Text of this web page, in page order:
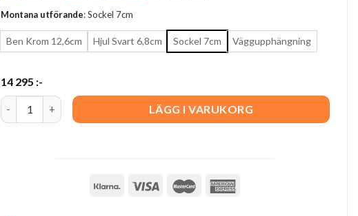
Montana utförande:Sockel 7cm
Ben Krom 12,6cm Hjul Svart 6,8cm Sockel 7cm Väggupphängning
14 295 :-
Dresser 04 quantity LÄGG I VARUKORG